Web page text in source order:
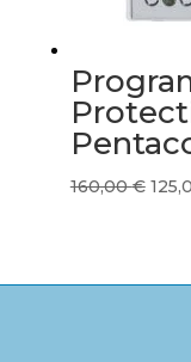
160,00€ El